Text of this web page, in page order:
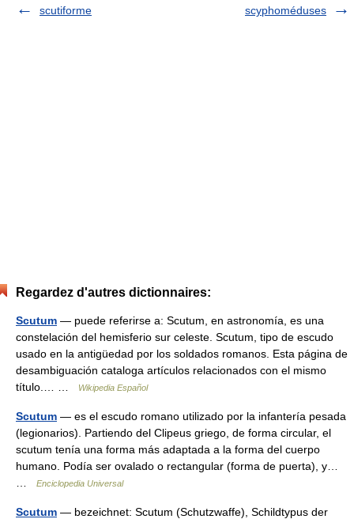
scutiforme
scyphoméduses
Regardez d'autres dictionnaires:
Scutum — puede referirse a: Scutum, en astronomía, es una
constelación del hemisferio sur celeste. Scutum, tipo de escudo
usado en la antigüedad por los soldados romanos. Esta página de
desambiguación cataloga artículos relacionados con el mismo
título.… …
Wikipedia Español
Scutum — es el escudo romano utilizado por la infantería pesada
(legionarios). Partiendo del Clipeus griego, de forma circular, el
scutum tenía una forma más adaptada a la forma del cuerpo
humano. Podía ser ovalado o rectangular (forma de puerta), y…
Enciclopedia Universal
Scutum — bezeichnet: Scutum (Schutzwaffe), Schildtypus der